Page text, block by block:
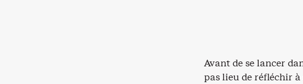
Avant de se lancer
pas lieu de réfléchir